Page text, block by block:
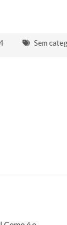
Sem